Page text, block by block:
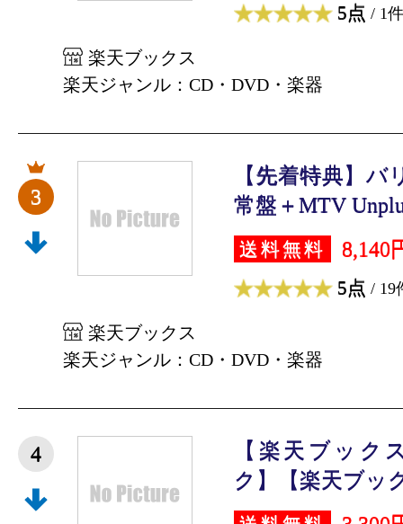
5点 / 1件
楽天ブックス
楽天ジャンル：CD・DVD・楽器
3
【先着特典】バ
常盤＋MTV
送料無料 8,140
5点 / 19
楽天ブックス
楽天ジャンル：CD・DVD・楽器
4
【楽天ブック
ク】【楽天ブッ